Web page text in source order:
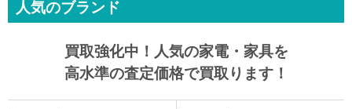
人気のブランド
買取強化中！ 人気の家電・家具を
高水準の査定価格で買取ります！